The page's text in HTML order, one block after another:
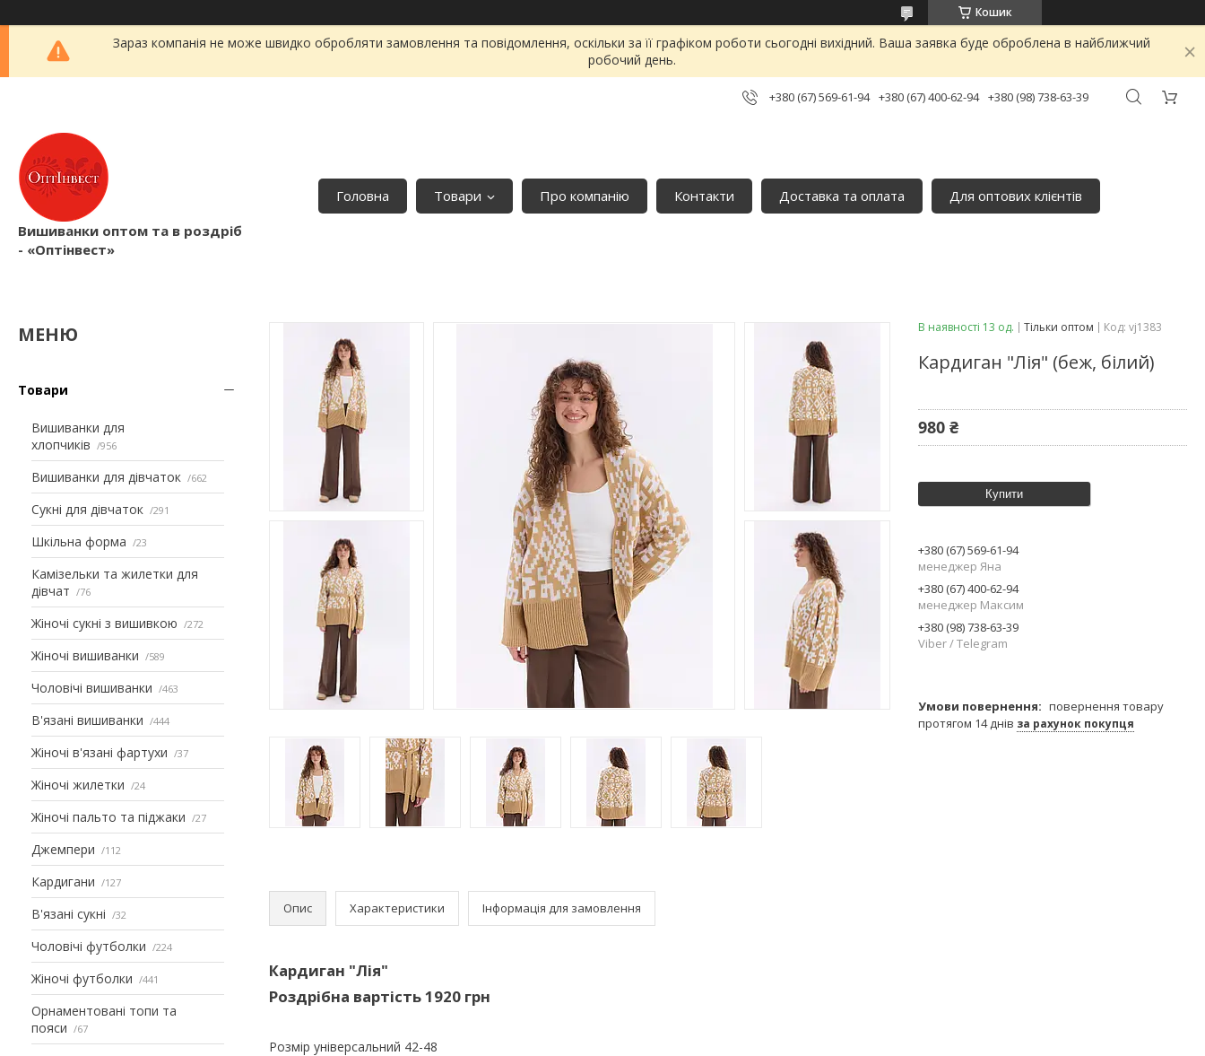
Кошик
Зараз компанія не може швидко обробляти замовлення та повідомлення, оскільки за її графіком роботи сьогодні вихідний. Ваша заявка буде оброблена в найближчий
робочий день.
+380 (67) 569-61-94 +380 (67) 400-62-94 +380 (98) 738-63-39
Вишиванки оптом та в роздріб
- «Оптінвест»
Головна Товари Про компанію Контакти Доставка та оплата Для оптових клієнтів
Товари
Вишиванки для
хлопчиків
956
Вишиванки для дівчаток 662
Сукні для дівчаток 291
Шкільна форма 23
Камізельки та жилетки для
дівчат
76
Жіночі сукні з вишивкою 272
Жіночі вишиванки 589
Чоловічі вишиванки 463
В'язані вишиванки 444
Жіночі в'язані фартухи 37
Жіночі жилетки 24
Жіночі пальто та піджаки 27
Джемпери 112
Кардигани 127
В'язані сукні 32
Чоловічі футболки 224
Жіночі футболки 441
Орнаментовані топи та
пояси
67
Опис Характеристики Інформація для замовлення
Кардиган "Лія"
Роздрібна вартість 1920 грн
Розмір універсальний 42-48
В наявності 13 од. Тільки оптом Код: vj1383
Кардиган "Лія" (беж, білий)
980 ₴
Купити
+380 (67) 569-61-94
менеджер Яна
+380 (67) 400-62-94
менеджер Максим
+380 (98) 738-63-39
Viber / Telegram
повернення товару
протягом 14 днів за рахунок покупця